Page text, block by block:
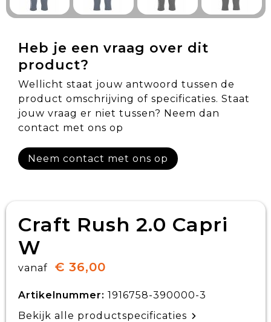
Heb je een vraag over dit
product?
Wellicht staat jouw antwoord tussen de
product omschrijving of specificaties. Staat
jouw vraag er niet tussen? Neem dan
contact met ons op
Neem contact met ons op
Craft Rush 2.0 Capri
W
vanaf € 36,00
Artikelnummer: 1916758-390000-3
Bekijk alle productspecificaties